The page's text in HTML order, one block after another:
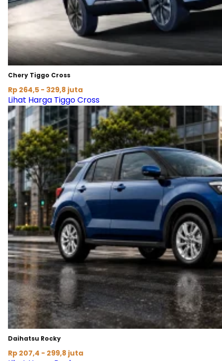
Chery Tiggo Cross
Rp 264,5 - 329,8 juta
Lihat Harga Tiggo Cross
Daihatsu Rocky
Rp 207,4 - 299,8 juta